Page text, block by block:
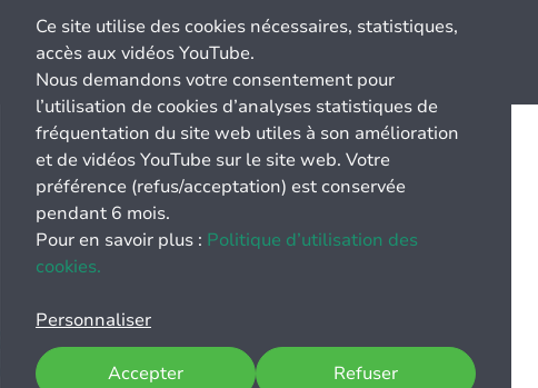
Ce site utilise des cookies nécessaires, statistiques,
accès aux vidéos YouTube.
Nous demandons votre consentement pour
l’utilisation de cookies d’analyses statistiques de
fréquentation du site web utiles à son amélioration
et de vidéos YouTube sur le site web. Votre
préférence (refus/acceptation) est conservée
pendant 6 mois.
Pour en savoir plus : Politique d’utilisation des
cookies.
Personnaliser
Refuser
Accepter